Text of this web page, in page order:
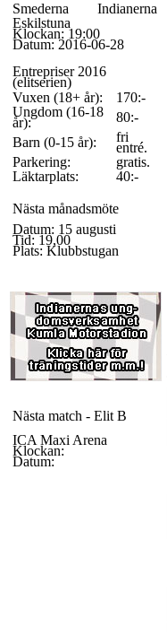
Smederna
Indianerna
Eskilstuna
Klockan: 19:00
Datum: 2016-06-28
Entrepriser 2016
(elitserien)
Vuxen (18+ år):
170:-
Ungdom (16-18
år):
80:-
Barn (0-15 år):
fri
entré.
Parkering:
gratis.
Läktarplats:
40:-
Nästa månadsmöte
Datum: 15 augusti
Tid: 19,00
Plats: Klubbstugan
Nästa match - Elit B
ICA Maxi Arena
Klockan:
Datum: